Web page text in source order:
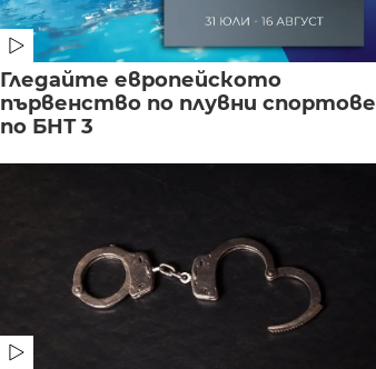
Гледайте европейското
първенство по плувни спортове
по БНТ 3